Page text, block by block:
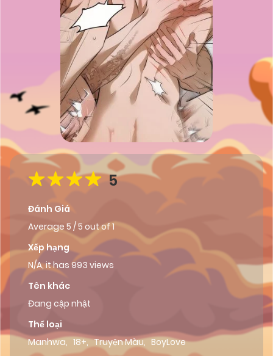
5
Đánh Giá
Average 5 /5 out of 1
Xếp hạng
N/A, it has 993 views
Tên khác
Đang cập nhật
Thể loại
Manhwa, 18+, Truyện Màu, BoyLove